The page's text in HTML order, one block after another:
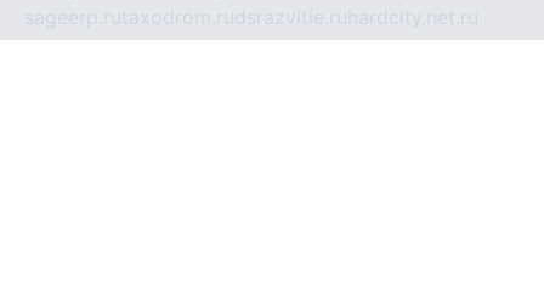
sageerp.rutaxodrom.rudsrazvitie.ru hardcity.net.ru
ratinghomegames.rutopservice25.rugubernyan.ru